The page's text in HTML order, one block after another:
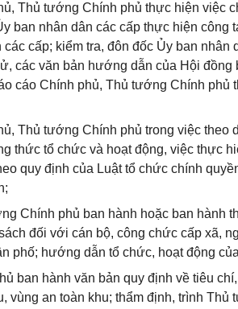
Thủ tướng Chính phủ thực hiện việc
ban nhân dân các cấp thực hiện công
cấp; kiểm tra, đôn đốc Ủy ban nhân
các văn bản hướng dẫn của Hội
cáo Chính phủ, Thủ tướng Chính phủ
Thủ tướng Chính phủ trong việc theo
thức tổ chức và hoạt động, việc thực
quy định của Luật tổ chức chính
Chính phủ ban hành hoặc ban hành
đối với cán bộ, công chức cấp xã,
phố; hướng dẫn tổ chức, hoạt động
ban hành văn bản quy định về tiêu
vùng an toàn khu; thẩm định, trình